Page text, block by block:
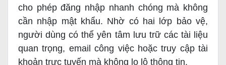
cho phép đăng nhập nhanh chóng mà không
cần nhập mật khẩu. Nhờ có hai lớp bảo vệ,
người dùng có thể yên tâm lưu trữ các tài liệu
quan trọng, email công việc hoặc truy cập tài
khoản trực tuyến mà không lo lộ thông tin.